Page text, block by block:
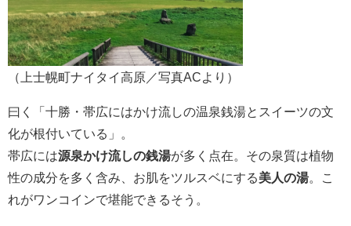
（上士幌町ナイタイ高原／写真ACより）
曰く「十勝・帯広にはかけ流しの温泉銭湯とスイーツの文
化が根付いている」。
帯広には源泉かけ流しの銭湯が多く点在。その泉質は植物
性の成分を多く含み、お肌をツルスベにする美人の湯。こ
れがワンコインで堪能できるそう。